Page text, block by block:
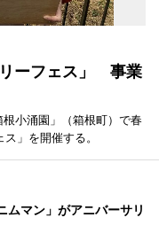
ーフェス」 事業
小涌園」（箱根町）で春
」を開催する。
ムマン」がアニバーサリ